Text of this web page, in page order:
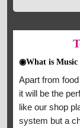
◉What is Music
Apart from
it will be the
like our shop
system but a